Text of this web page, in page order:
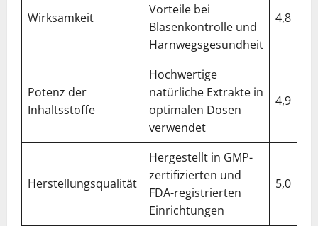
Wirksamkeit
Vorteile bei
Blasenkontrolle und
Harnwegsgesundheit
4,8
Potenz der
Inhaltsstoffe
Hochwertige
natürliche Extrakte in
optimalen Dosen
verwendet
4,9
Herstellungsqualität
Hergestellt in GMP-
zertifizierten und
FDA-registrierten
Einrichtungen
5,0